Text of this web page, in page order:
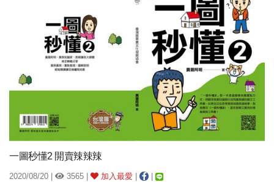
一圖秒懂2 開賣辣辣辣
2020/08/20 | 3565 | 加入最愛